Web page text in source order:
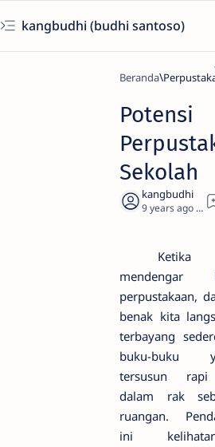
kangbudhi (budhi santoso)
Beranda
Potensi
Sekolah
9 years ago 3
Ketika
mendengar
perpustakaan,
benak kita
terbayang
buku-buku
tersusun
dalam rak
ruangan.
ini